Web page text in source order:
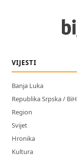
VIJESTI
Banja Luka
Republika Srpska / BiH
Region
Svijet
Hronika
Kultura